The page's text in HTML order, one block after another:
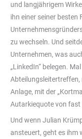
und langjährigem
ihn einer seiner besten
zu wechseln. Und
Unternehmen, was
„LinkedIn“ belegen.
Anlage, mit der
Autarkiequote von fast
Und wenn Julian
ansteuert, geht es ihm